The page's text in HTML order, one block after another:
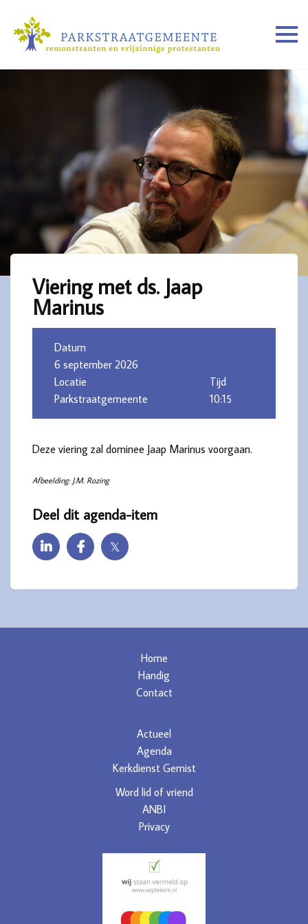
Viering met ds. Jaap
Marinus
Datum
6 september 2026
Locatie
Parkstraatgemeente
Tijd
10:15
Deze viering zal dominee Jaap Marinus voorgaan.
Afbeelding: J.M. Rozing
Deel dit agenda-item
𝕏
Home
Handig
Contact
Actueel
Agenda
Kerkdienst Gemist
Word lid of vriend
ANBI
Privacy